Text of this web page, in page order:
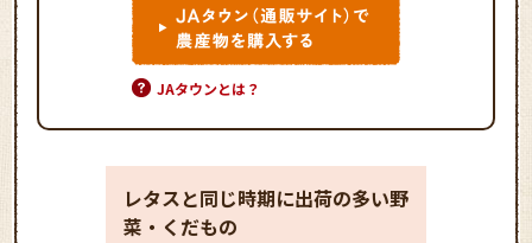
JAタウンとは？
レタスと同じ時期に出荷の多い野
菜・くだもの